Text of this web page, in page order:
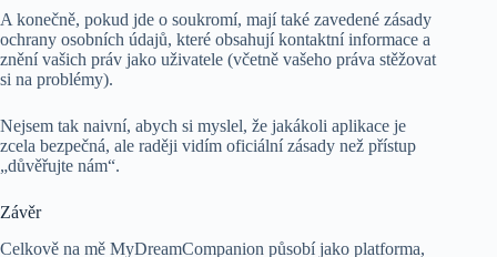
A konečně, pokud jde o soukromí, mají také zavedené zásady
ochrany osobních údajů, které obsahují kontaktní informace a
znění vašich práv jako uživatele (včetně vašeho práva stěžovat
si na problémy).
Nejsem tak naivní, abych si myslel, že jakákoli aplikace je
zcela bezpečná, ale raději vidím oficiální zásady než přístup
„důvěřujte nám“.
Závěr
Celkově na mě MyDreamCompanion působí jako platforma,